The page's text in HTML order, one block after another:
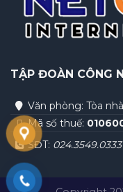
TẬP ĐOÀN CÔNG
Văn phòng: Tòa
Mã số thuế:
SĐT: 024.3549.0333